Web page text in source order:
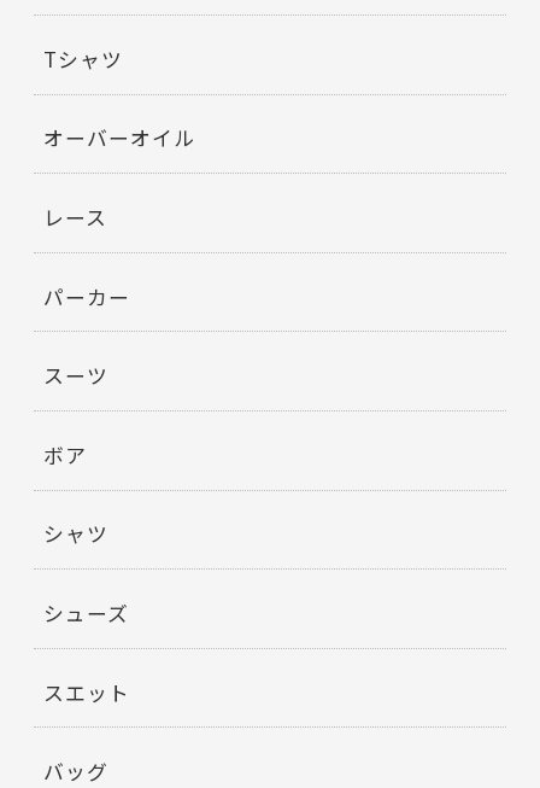
Tシャツ
オーバーオイル
レース
パーカー
スーツ
ボア
シャツ
シューズ
スエット
バッグ